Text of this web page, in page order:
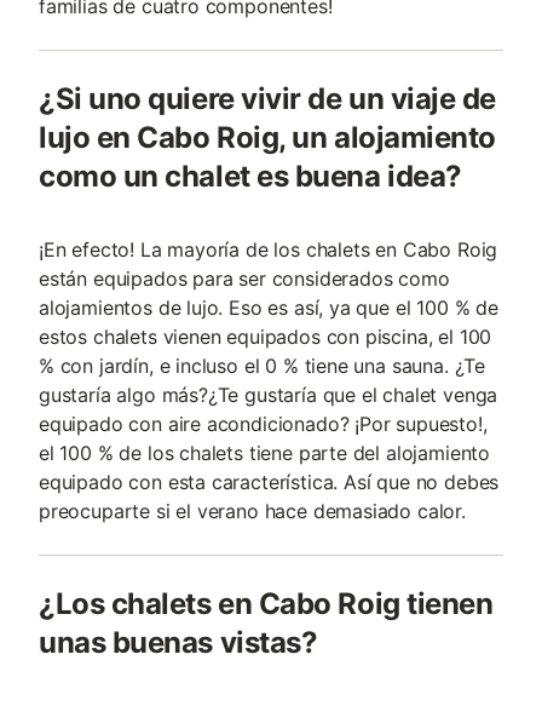
familias de cuatro componentes!
¿Si uno quiere vivir de un viaje de
lujo en Cabo Roig, un alojamiento
como un chalet es buena idea?
¡En efecto! La mayoría de los chalets en Cabo Roig
están equipados para ser considerados como
alojamientos de lujo. Eso es así, ya que el 100 % de
estos chalets vienen equipados con piscina, el 100
% con jardín, e incluso el 0 % tiene una sauna. ¿Te
gustaría algo más?¿Te gustaría que el chalet venga
equipado con aire acondicionado? ¡Por supuesto!,
el 100 % de los chalets tiene parte del alojamiento
equipado con esta característica. Así que no debes
preocuparte si el verano hace demasiado calor.
¿Los chalets en Cabo Roig tienen
unas buenas vistas?